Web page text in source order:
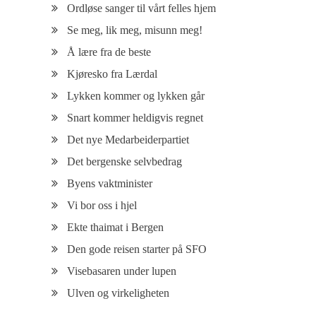
Ordløse sanger til vårt felles hjem
Se meg, lik meg, misunn meg!
Å lære fra de beste
Kjøresko fra Lærdal
Lykken kommer og lykken går
Snart kommer heldigvis regnet
Det nye Medarbeiderpartiet
Det bergenske selvbedrag
Byens vaktminister
Vi bor oss i hjel
Ekte thaimat i Bergen
Den gode reisen starter på SFO
Visebasaren under lupen
Ulven og virkeligheten